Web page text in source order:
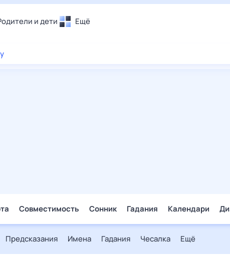
и дети Ещё
Совместимость Сонник Гадания Календари
Предсказания Имена Гадания Чесалка Ещё